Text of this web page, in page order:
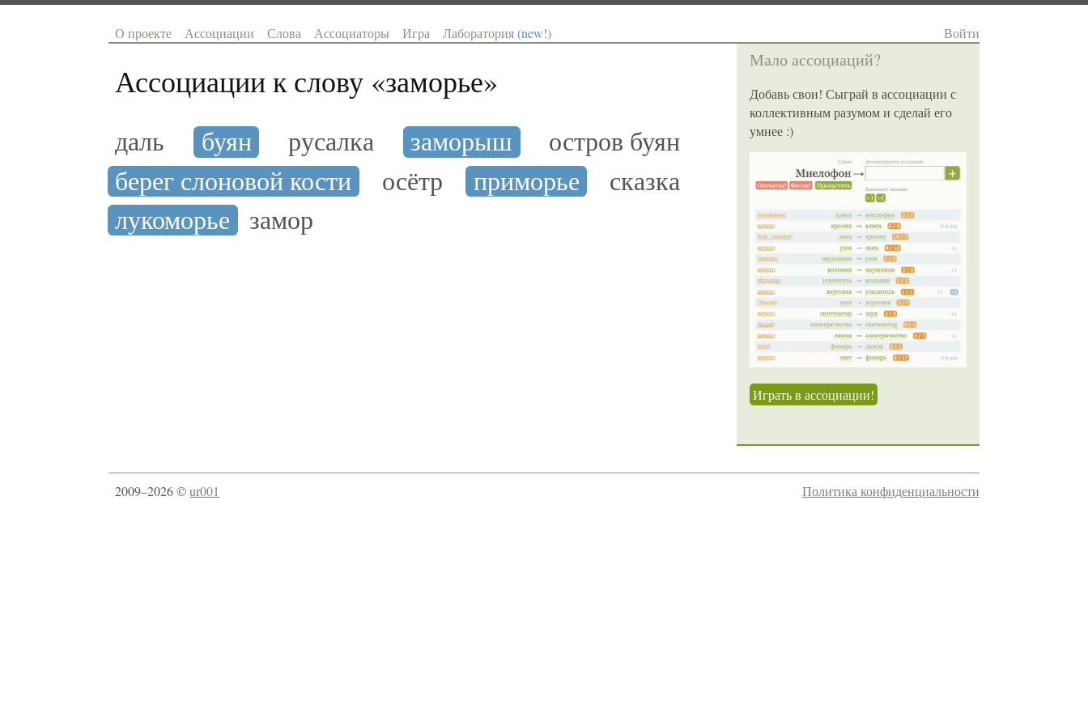
О проекте Ассоциации Слова Ассоциаторы Игра Лаборатория(new!) Войти
Ассоциации к слову «заморье»
даль буян русалка заморыш
остров буян
берег слоновой кости
осётр приморье
сказка
лукоморье
замор
Мало ассоциаций?
Добавь свои! Сыграй в ассоциации с
коллективным разумом и сделай его
умнее :)
Играть в ассоциации!
2009–2026 ©ur001 Политика конфиденциальности